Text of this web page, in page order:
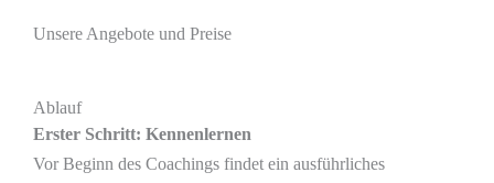
Unsere Angebote und Preise
Ablauf
Erster Schritt: Kennenlernen
Vor Beginn des Coachings findet ein ausführliches